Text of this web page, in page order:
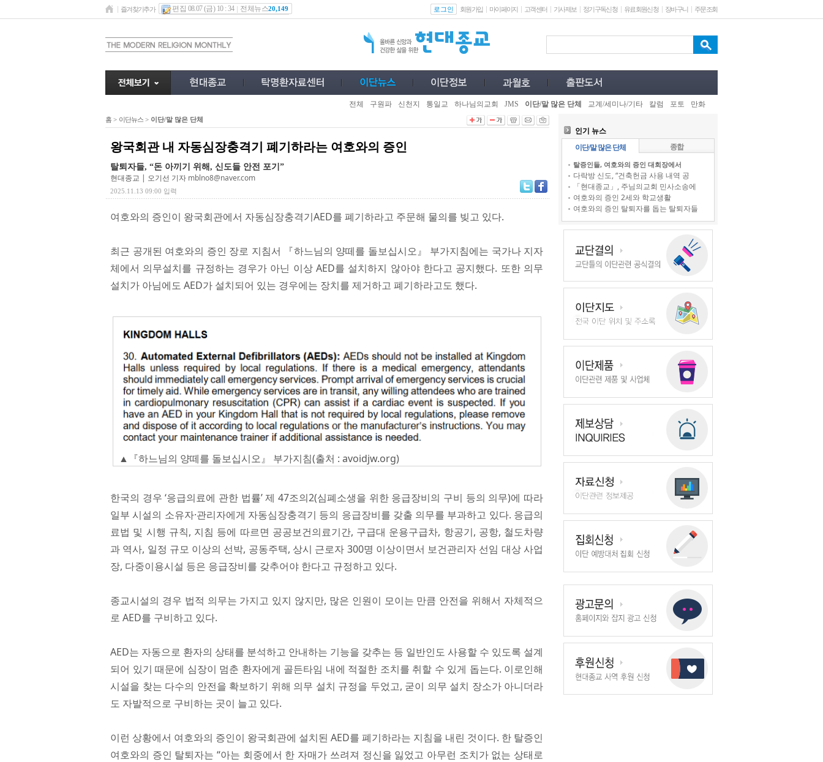
즐겨찾기추가 편집 08.07 (금) 10 : 34 전체뉴스20,149 로그인 회원가입 마이페이지 고객센터 기사제보 정기구독신청 유료회원신청 장바구니 주문조회
전체 구원파 신천지 통일교 하나님의교회 JMS 이단/말 많은 단체 교계/세미나/기타 칼럼 포토 만화
홈 > 이단뉴스 > 이단/말 많은 단체
왕국회관 내 자동심장충격기 폐기하라는 여호와의 증인
탈퇴자들, “돈 아끼기 위해, 신도들 안전 포기”
현대종교 | 오기선 기자 mblno8@naver.com
2025.11.13 09:00 입력
여호와의 증인이 왕국회관에서 자동심장충격기AED를 폐기하라고 주문해 물의를 빚고 있다.
최근 공개된 여호와의 증인 장로 지침서 『하느님의 양떼를 돌보십시오』 부가지침에는 국가나 지자
체에서 의무설치를 규정하는 경우가 아닌 이상 AED를 설치하지 않아야 한다고 공지했다. 또한 의무
설치가 아님에도 AED가 설치되어 있는 경우에는 장치를 제거하고 폐기하라고도 했다.
▲『하느님의 양떼를 돌보십시오』 부가지침(출처 : avoidjw.org)
한국의 경우 ‘응급의료에 관한 법률’ 제 47조의2(심폐소생을 위한 응급장비의 구비 등의 의무)에 따라
일부 시설의 소유자·관리자에게 자동심장충격기 등의 응급장비를 갖출 의무를 부과하고 있다. 응급의
료법 및 시행 규칙, 지침 등에 따르면 공공보건의료기간, 구급대 운용구급차, 항공기, 공항, 철도차량
과 역사, 일정 규모 이상의 선박, 공동주택, 상시 근로자 300명 이상이면서 보건관리자 선임 대상 사업
장, 다중이용시설 등은 응급장비를 갖추어야 한다고 규정하고 있다.
종교시설의 경우 법적 의무는 가지고 있지 않지만, 많은 인원이 모이는 만큼 안전을 위해서 자체적으
로 AED를 구비하고 있다.
AED는 자동으로 환자의 상태를 분석하고 안내하는 기능을 갖추는 등 일반인도 사용할 수 있도록 설계
되어 있기 때문에 심장이 멈춘 환자에게 골든타임 내에 적절한 조치를 취할 수 있게 돕는다. 이로인해
시설을 찾는 다수의 안전을 확보하기 위해 의무 설치 규정을 두었고, 굳이 의무 설치 장소가 아니더라
도 자발적으로 구비하는 곳이 늘고 있다.
이런 상황에서 여호와의 증인이 왕국회관에 설치된 AED를 폐기하라는 지침을 내린 것이다. 한 탈증인
여호와의 증인 탈퇴자는 “아는 회중에서 한 자매가 쓰려져 정신을 잃었고 아무런 조치가 없는 상태로
인기 뉴스
이단/말 많은 단체
종합
탈증인들, 여호와의 증인 대회장에서
다락방 신도, “건축헌금 사용 내역 공
「현대종교」, 주님의교회 민사소송에
여호와의 증인 2세와 학교생활
여호와의 증인 탈퇴자를 돕는 탈퇴자들